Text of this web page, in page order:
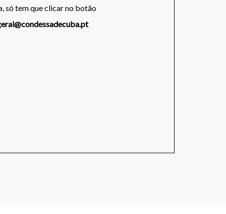
só tem que clicar no botão